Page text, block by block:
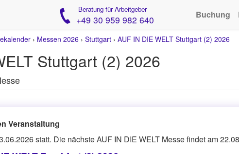
Beratung für Arbeitgeber
+49 30 959 982 640 Buchung
› Messen 2026 › Stuttgart › AUF IN DIE WELT Stuttgart (2) 2026
Stuttgart (2) 2026
Veranstaltung
statt. Die nächste AUF IN DIE WELT Messe findet am